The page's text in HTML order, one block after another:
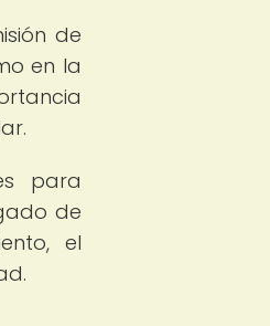
de
en la
para
de
el